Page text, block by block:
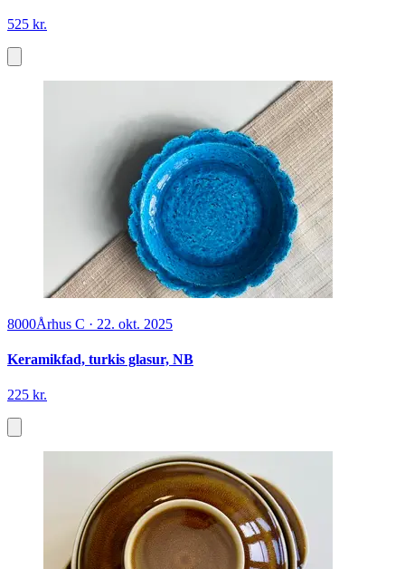
525 kr.
8000Århus C · 22. okt. 2025
Keramikfad, turkis glasur, NB
225 kr.